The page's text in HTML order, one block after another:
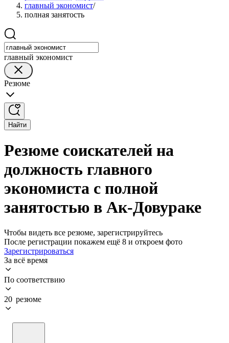
главный экономист/
полная занятость
главный экономист
Резюме
Найти
Резюме соискателей на
должность главного
экономиста с полной
занятостью в Ак-Довураке
Чтобы видеть все резюме, зарегистрируйтесь
После регистрации покажем ещё 8 и откроем фото
Зарегистрироваться
За всё время
По соответствию
20 резюме